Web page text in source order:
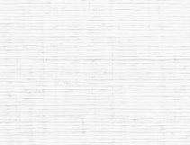
สับปะรดสูตรเผ็ด